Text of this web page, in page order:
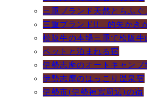
三重ブランド天然とらふ
三重ブランド!! 的矢かき
松阪牛の本場三重で松阪牛
ペットと泊まれる宿
伊勢志摩のオートキャンプ
伊勢志摩のほっこり温泉宿
伊勢市(伊勢神宮周辺)の宿